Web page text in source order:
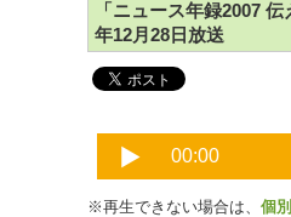
「ニュース年録2007
年12月28日放送
※再生できない場合は、 個